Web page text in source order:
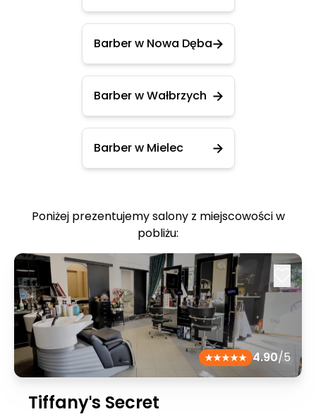
Barber w Nowa Dęba
Barber w Wałbrzych
Barber w Mielec
Poniżej prezentujemy salony z miejscowości w
pobliżu:
4.90/5
Tiffanyˈs Secret